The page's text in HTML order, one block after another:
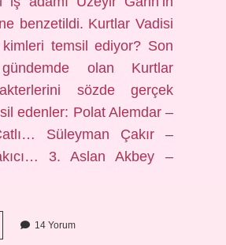
benzetildi. Kurtlar Vadisi
kimleri temsil ediyor? Son
olan Kurtlar
sözde gerçek
edenler: Polat Alemdar –
Süleyman Çakır –
3. Aslan Akbey –
14 Yorum